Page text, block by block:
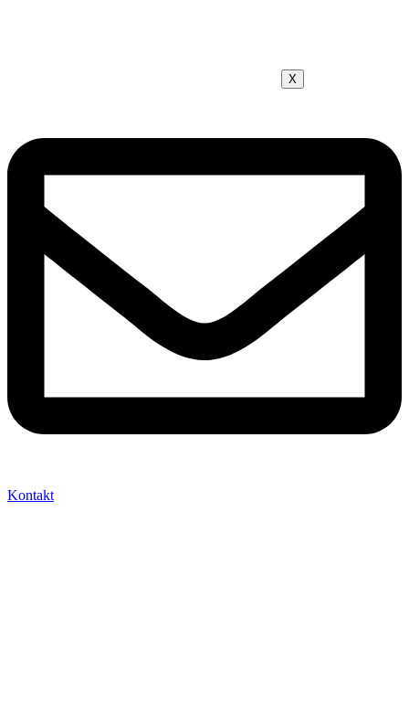
X
Kontakt